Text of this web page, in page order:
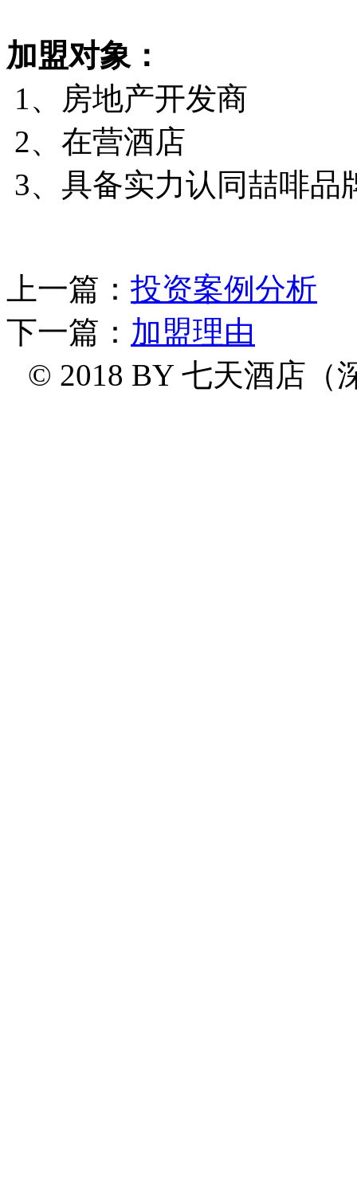
加盟对象：
1、房地产开发商
2、在营酒店
3、具备实力认同喆啡品
上一篇： 投资案例分析
下一篇： 加盟理由
© 2018 BY 七天酒店（